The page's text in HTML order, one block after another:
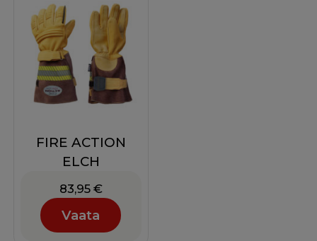
FIRE ACTION
ELCH
83,95 €
Vaata